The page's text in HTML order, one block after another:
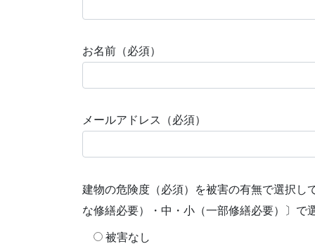
お名前（必須）
メールアドレス（必須）
建物の危険度（必須）を被害の有無で選択し
な修繕必要）・中・小（一部修繕必要）〕で
被害なし